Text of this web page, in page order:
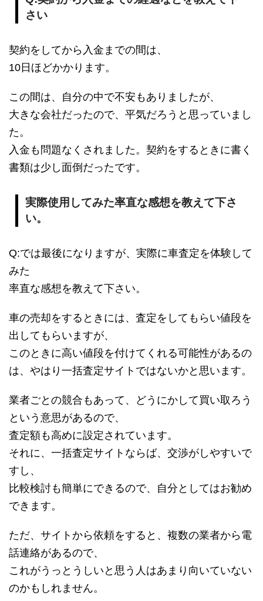
さい
契約をしてから入金までの間は、
10日ほどかかります。
この間は、自分の中で不安もありましたが、
大きな会社だったので、平気だろうと思っていまし
た。
入金も問題なくされました。契約をするときに書く
書類は少し面倒だったです。
実際使用してみた率直な感想を教えて下さ
い。
Q:では最後になりますが、実際に車査定を体験して
みた
率直な感想を教えて下さい。
車の売却をするときには、査定をしてもらい値段を
出してもらいますが、
このときに高い値段を付けてくれる可能性があるの
は、やはり一括査定サイトではないかと思います。
業者ごとの競合もあって、どうにかして買い取ろう
という意思があるので、
査定額も高めに設定されています。
それに、一括査定サイトならば、交渉がしやすいで
すし、
比較検討も簡単にできるので、自分としてはお勧め
できます。
ただ、サイトから依頼をすると、複数の業者から電
話連絡があるので、
これがうっとうしいと思う人はあまり向いていない
のかもしれません。